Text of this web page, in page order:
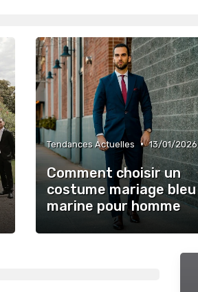
Tendances Actuelles • 13/01/2026
Comment choisir un
costume mariage bleu
marine pour homme